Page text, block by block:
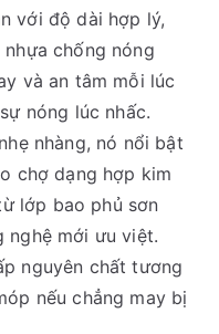
với độ dài hợp lý,
chống nóng
và an tâm mỗi lúc
nóng lúc nhấc.
nhàng, nó nổi bật
chợ dạng hợp kim
lớp bao phủ sơn
nghệ mới ưu việt.
nguyên chất tương
nếu chẳng may bị